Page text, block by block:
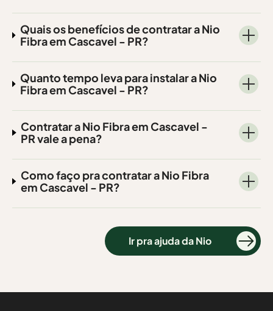
Quais os benefícios de contratar a Nio
Fibra em Cascavel - PR?
Quanto tempo leva para instalar a Nio
Fibra em Cascavel - PR?
Contratar a Nio Fibra em Cascavel -
PR vale a pena?
Como faço pra contratar a Nio Fibra
em Cascavel - PR?
Ir pra ajuda da Nio